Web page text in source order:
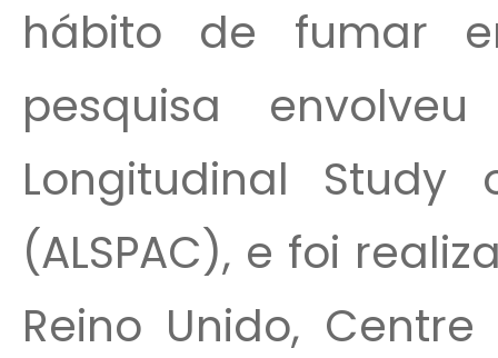
hábito de fumar
pesquisa
Longitudinal
(ALSPAC), e foi
Reino Unido,